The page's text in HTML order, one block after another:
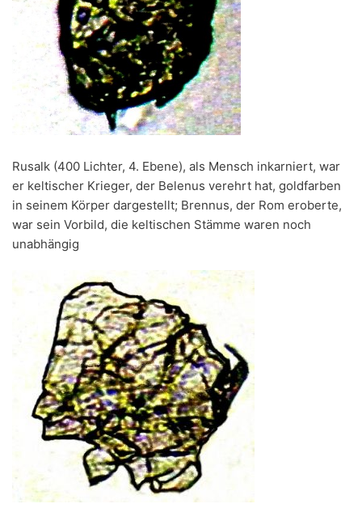
Rusalk (400 Lichter, 4. Ebene), als Mensch inkarniert, war
er keltischer Krieger, der Belenus verehrt hat, goldfarben
in seinem Körper dargestellt; Brennus, der Rom eroberte,
war sein Vorbild, die keltischen Stämme waren noch
unabhängig